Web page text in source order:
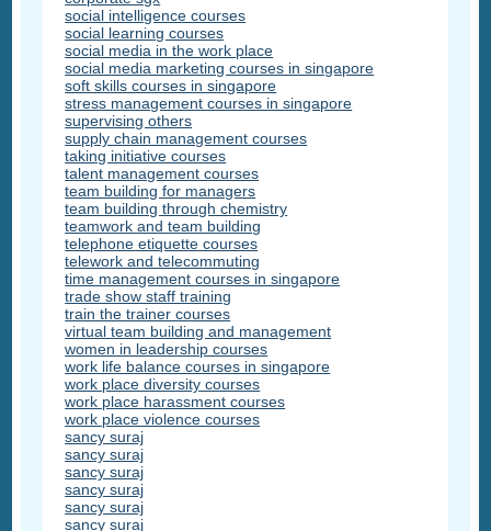
social intelligence courses
social learning courses
social media in the work place
social media marketing courses in singapore
soft skills courses in singapore
stress management courses in singapore
supervising others
supply chain management courses
taking initiative courses
talent management courses
team building for managers
team building through chemistry
teamwork and team building
telephone etiquette courses
telework and telecommuting
time management courses in singapore
trade show staff training
train the trainer courses
virtual team building and management
women in leadership courses
work life balance courses in singapore
work place diversity courses
work place harassment courses
work place violence courses
sancy suraj
sancy suraj
sancy suraj
sancy suraj
sancy suraj
sancy suraj